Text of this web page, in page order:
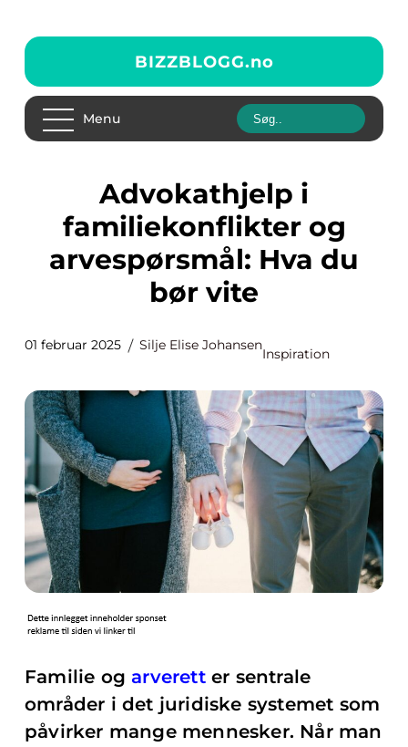
BIZZBLOGG.no
Menu
Advokathjelp i
familiekonflikter og
arvespørsmål: Hva du
bør vite
01 februar 2025 Silje Elise Johansen
Inspiration
Familie og arveretter sentrale
områder i det juridiske systemet som
påvirker mange mennesker. Når man